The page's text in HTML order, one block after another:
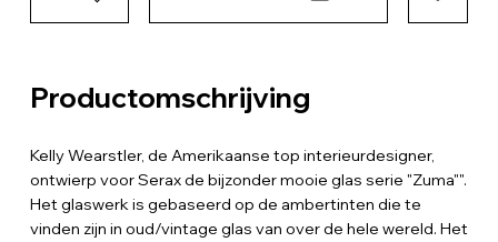
Productomschrijving
Kelly Wearstler, de Amerikaanse top interieurdesigner,
ontwierp voor Serax de bijzonder mooie glas serie "Zuma"".
Het glaswerk is gebaseerd op de ambertinten die te
vinden zijn in oud/vintage glas van over de hele wereld. Het